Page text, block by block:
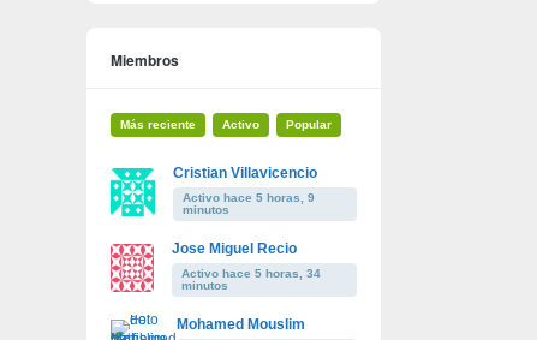
Miembros
Más reciente Activo Popular
Cristian Villavicencio
Activo hace 5 horas, 9
minutos
Jose Miguel Recio
Activo hace 5 horas, 34
minutos
Mohamed Mouslim